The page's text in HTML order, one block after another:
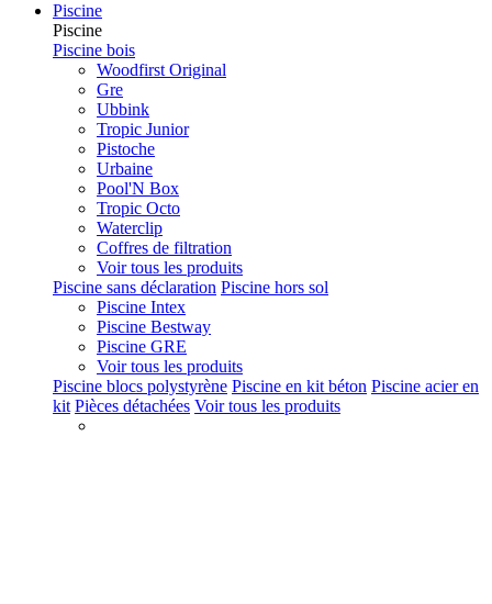
Piscine
Piscine
Piscine bois
Woodfirst Original
Gre
Ubbink
Tropic Junior
Pistoche
Urbaine
Pool'N Box
Tropic Octo
Waterclip
Coffres de filtration
Voir tous les produits
Piscine sans déclaration Piscine hors sol
Piscine Intex
Piscine Bestway
Piscine GRE
Voir tous les produits
Piscine blocs polystyrène Piscine en kit béton Piscine acier en
kit Pièces détachées Voir tous les produits